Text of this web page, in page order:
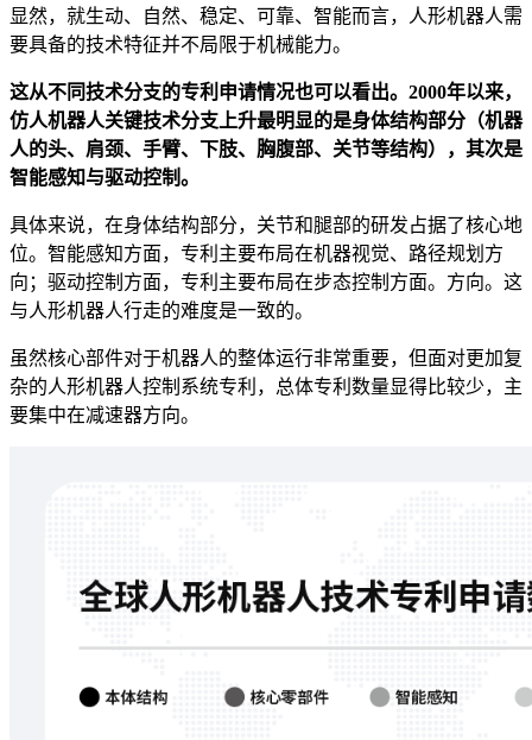
显然，就生动、自然、稳定、可靠、智能而言，人形机器人需
要具备的技术特征并不局限于机械能力。
这从不同技术分支的专利申请情况也可以看出。2000年以来，
仿人机器人关键技术分支上升最明显的是身体结构部分（机器
人的头、肩颈、手臂、下肢、胸腹部、关节等结构），其次是
智能感知与驱动控制。
具体来说，在身体结构部分，关节和腿部的研发占据了核心地
位。智能感知方面，专利主要布局在机器视觉、路径规划方
向；驱动控制方面，专利主要布局在步态控制方面。方向。这
与人形机器人行走的难度是一致的。
虽然核心部件对于机器人的整体运行非常重要，但面对更加复
杂的人形机器人控制系统专利，总体专利数量显得比较少，主
要集中在减速器方向。